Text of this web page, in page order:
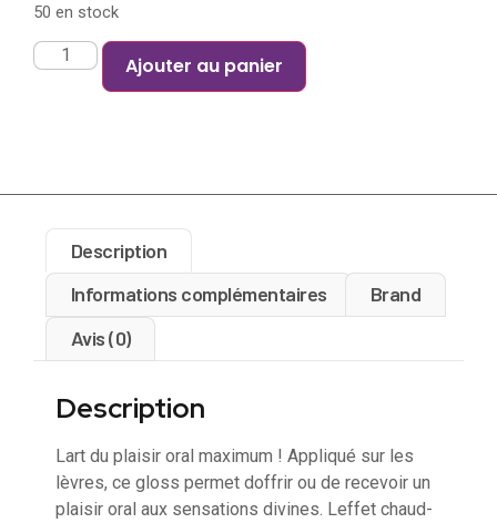
50 en stock
Ajouter au panier
Description
Informations complémentaires
Brand
Avis (0)
Description
Lart du plaisir oral maximum ! Appliqué sur les
lèvres, ce gloss permet doffrir ou de recevoir un
plaisir oral aux sensations divines. Leffet chaud-